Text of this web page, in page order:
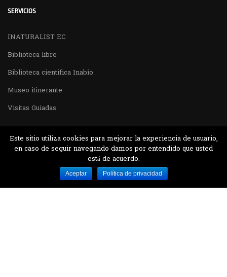
SERVICIOS
INATURALIST EC
Biblioteca libre
Biblioteca cientifica Inabio
Museo itinerante
Visitas Guiadas
Desarrollado por MJTEC.
Este sitio utiliza cookies para mejorar la experiencia de usuario,
en caso de seguir navegando damos por entendido que usted
está de acuerdo.
Aceptar Política de privacidad